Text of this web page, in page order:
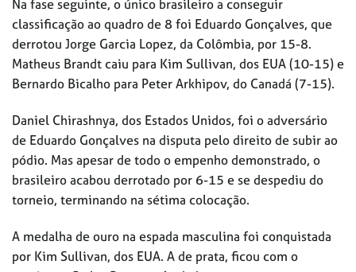
Na fase seguinte, o único brasileiro a conseguir
classificação ao quadro de 8 foi Eduardo Gonçalves, que
derrotou Jorge Garcia Lopez, da Colômbia, por 15-8.
Matheus Brandt caiu para Kim Sullivan, dos EUA (10-15) e
Bernardo Bicalho para Peter Arkhipov, do Canadá (7-15).
Daniel Chirashnya, dos Estados Unidos, foi o adversário
de Eduardo Gonçalves na disputa pelo direito de subir ao
pódio. Mas apesar de todo o empenho demonstrado, o
brasileiro acabou derrotado por 6-15 e se despediu do
torneio, terminando na sétima colocação.
A medalha de ouro na espada masculina foi conquistada
por Kim Sullivan, dos EUA. A de prata, ficou com o